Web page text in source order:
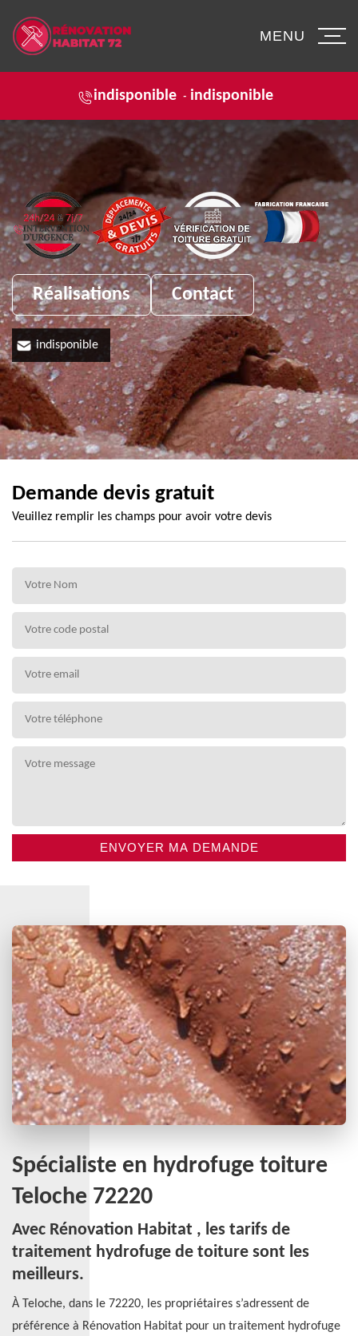
indisponible - indisponible
MENU
Réalisations Contact
indisponible
Demande devis gratuit
Veuillez remplir les champs pour avoir votre devis
Spécialiste en hydrofuge toiture
Teloche 72220
Avec Rénovation Habitat , les tarifs de
traitement hydrofuge de toiture sont les
meilleurs.
À Teloche, dans le 72220, les propriétaires s’adressent de
préférence à Rénovation Habitat pour un traitement hydrofuge